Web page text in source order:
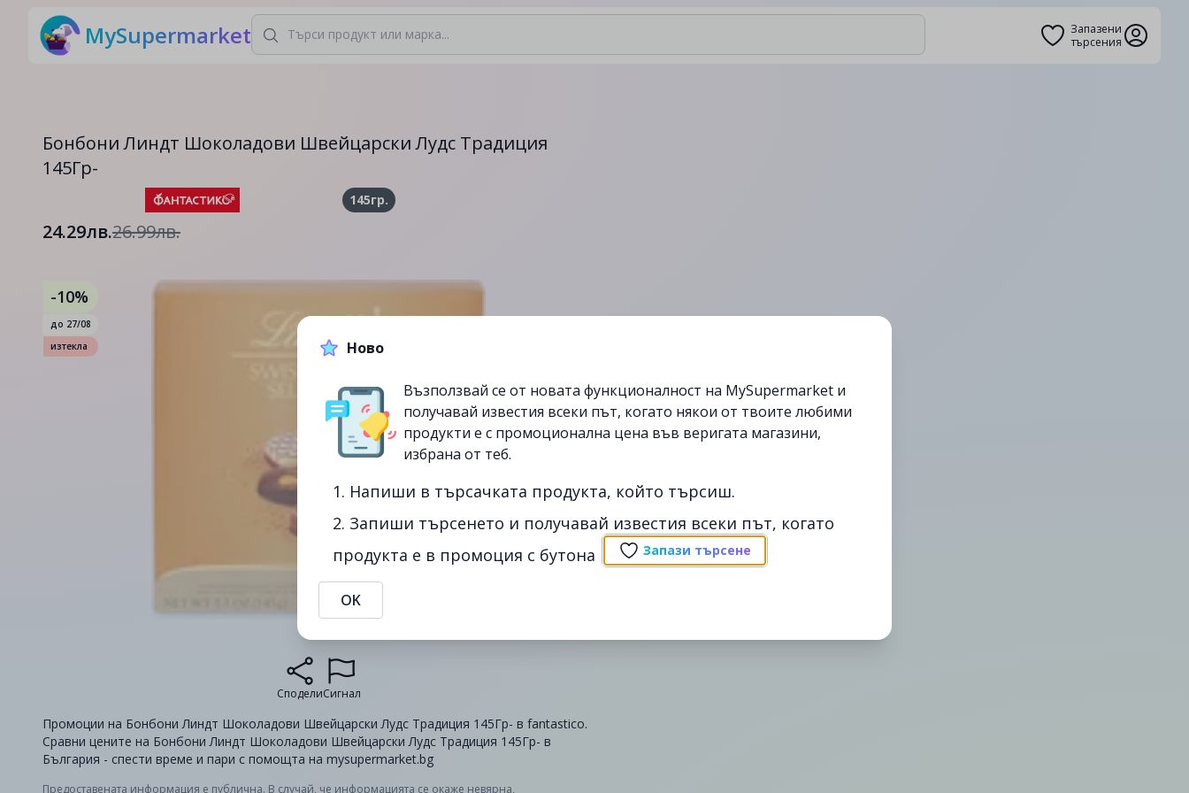
MySupermarket
Запазени
търсения
Бонбони Линдт Шоколадови Швейцарски Лудс Традиция
145Гр-
145гр.
24.29лв.26.99лв.
-10%
до 27/08
изтекла
СподелиСигнал
Промоции на Бонбони Линдт Шоколадови Швейцарски Лудс Традиция 145Гр- в fantastico.
Сравни цените на Бонбони Линдт Шоколадови Швейцарски Лудс Традиция 145Гр- в
България - спести време и пари с помощта на mysupermarket.bg
Предоставената информация е публична. В случай, че информацията се окаже невярна,
Ново
Възползвай се от новата функционалност на MySupermarket и
получавай известия всеки път, когато някои от твоите любими
продукти е с промоционална цена във веригата магазини,
избрана от теб.
1. Напиши в търсачката продукта, който търсиш.
2. Запиши търсенето и получавай известия всеки път, когато
продукта е в промоция с бутона
Запази търсене
OK